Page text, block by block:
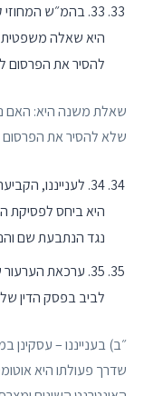
33. בהמ״ש
היא שאלה משפטית
להסיר את
שאלת משנה היא: האם
שלא להסיר את
34. לענייננו,
היא ביחס לפסיקת
נגד הנתבעת שם
35. ערכאת
לביב בפסק הדין
״ב) בענייננו – עסקינן
שדרך פעולתו היא